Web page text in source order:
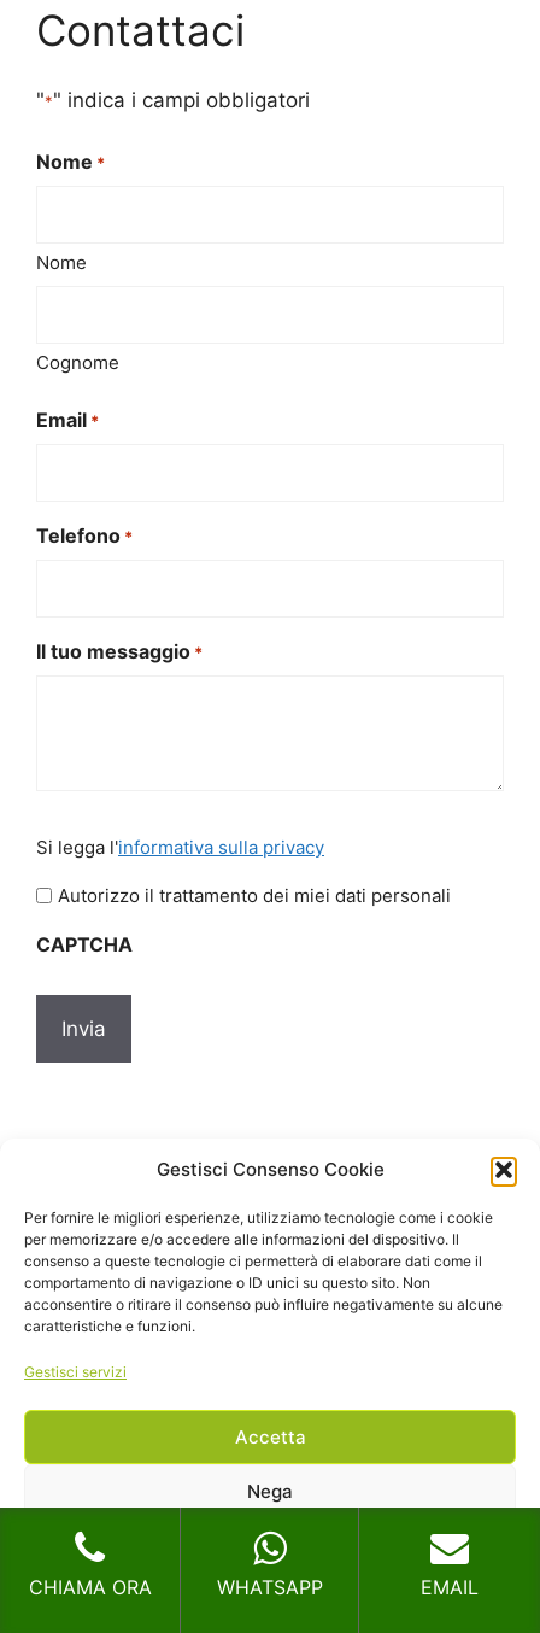
Gestisci Consenso Cookie
Per fornire le migliori esperienze, utilizziamo tecnologie come i cookie
per memorizzare e/o accedere alle informazioni del dispositivo. Il
consenso a queste tecnologie ci permetterà di elaborare dati come il
comportamento di navigazione o ID unici su questo sito. Non
acconsentire o ritirare il consenso può influire negativamente su alcune
caratteristiche e funzioni.
Gestisci servizi
Accetta
Nega
Visualizza le preferenze
Cookie Policy
Contattaci
"*" indica i campi obbligatori
Nome *
Nome
Cognome
Email *
Telefono *
Il tuo messaggio *
legga
l'informativa
privacy
Si legga l'informativa sulla privacy
Autorizzo il trattamento dei miei dati personali
CAPTCHA
I nostri servizi a Roma
Disinfestazione Calabroni Roma
Disinfestazione Cimici Da Letto Roma
Disinfestazione Larve Roma
Disinfestazione Mosche Roma
Disinfestazione Processionaria Roma
Allontanamento Volatili Roma
CHIAMA ORA WHATSAPP EMAIL